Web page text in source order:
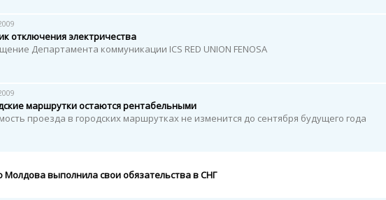
отключения электричества
Департамента коммуникации ICS RED UNION FENOSA
маршрутки остаются рентабельными
проезда в городских маршрутках не изменится до сентября будущего года
Молдова выполнила свои обязательства в СНГ